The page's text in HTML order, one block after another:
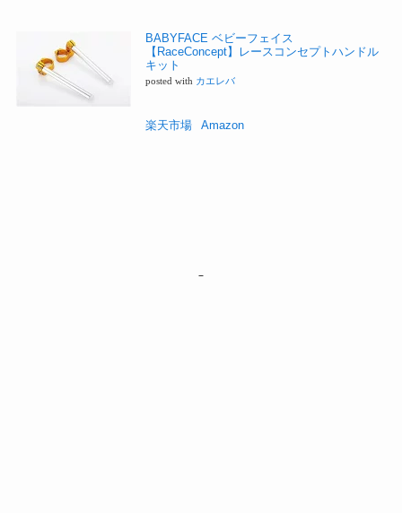
BABYFACE ベビーフェイス
【RaceConcept】レースコンセプトハンドル
キット
posted with カエレバ
楽天市場 Amazon